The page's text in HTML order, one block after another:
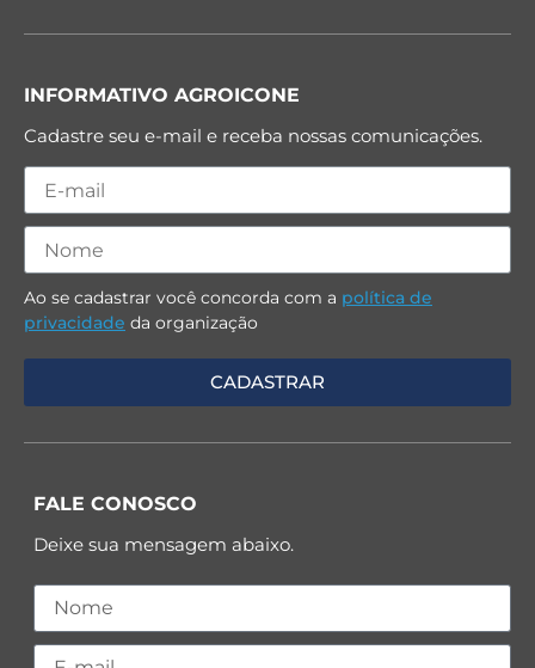
INFORMATIVO AGROICONE
Cadastre seu e-mail e receba nossas comunicações.
Ao se cadastrar você concorda com a política de
privacidade da organização
FALE CONOSCO
Deixe sua mensagem abaixo.